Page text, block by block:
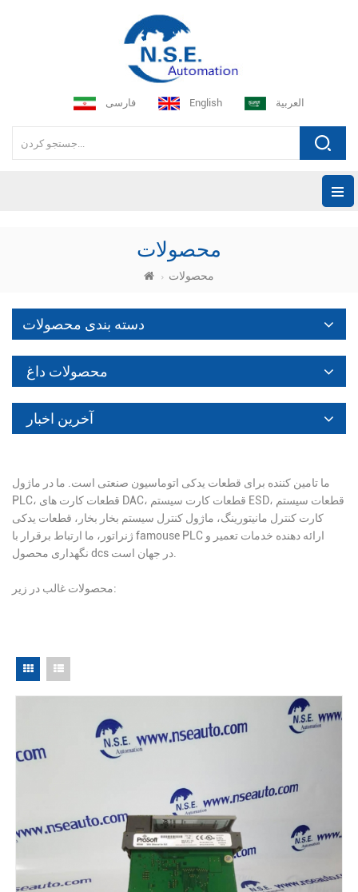
فارسی English العربية
محصولات
محصولات
دسته بندی محصولات
محصولات داغ
آخرین اخبار
ما تامین کننده برای قطعات یدکی اتوماسیون صنعتی است. ما در ماژول
PLC، قطعات کارت های DAC، قطعات کارت سیستم ESD، قطعات سیستم
کارت کنترل مانیتورینگ، ماژول کنترل سیستم بخار بخار، قطعات یدکی
ژنراتور، ما ارتباط برقرار با famouse PLC ارائه دهنده خدمات تعمیر و
محصولات غالب در زیر: